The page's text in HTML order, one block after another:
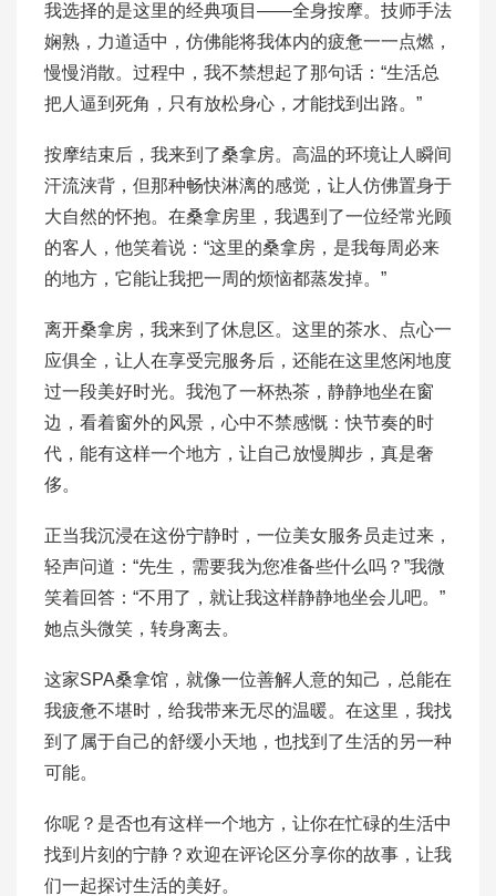
我选择的是这里的经典项目——全身按摩。技师手法
娴熟，力道适中，仿佛能将我体内的疲惫一一点燃，
慢慢消散。过程中，我不禁想起了那句话：“生活总
把人逼到死角，只有放松身心，才能找到出路。”
按摩结束后，我来到了桑拿房。高温的环境让人瞬间
汗流浃背，但那种畅快淋漓的感觉，让人仿佛置身于
大自然的怀抱。在桑拿房里，我遇到了一位经常光顾
的客人，他笑着说：“这里的桑拿房，是我每周必来
的地方，它能让我把一周的烦恼都蒸发掉。”
离开桑拿房，我来到了休息区。这里的茶水、点心一
应俱全，让人在享受完服务后，还能在这里悠闲地度
过一段美好时光。我泡了一杯热茶，静静地坐在窗
边，看着窗外的风景，心中不禁感慨：快节奏的时
代，能有这样一个地方，让自己放慢脚步，真是奢
侈。
正当我沉浸在这份宁静时，一位美女服务员走过来，
轻声问道：“先生，需要我为您准备些什么吗？”我微
笑着回答：“不用了，就让我这样静静地坐会儿吧。”
她点头微笑，转身离去。
这家SPA桑拿馆，就像一位善解人意的知己，总能在
我疲惫不堪时，给我带来无尽的温暖。在这里，我找
到了属于自己的舒缓小天地，也找到了生活的另一种
可能。
你呢？是否也有这样一个地方，让你在忙碌的生活中
找到片刻的宁静？欢迎在评论区分享你的故事，让我
们一起探讨生活的美好。